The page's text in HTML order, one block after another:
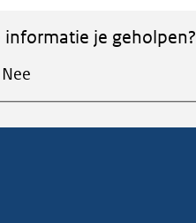
informatie je geholpen?
Nee